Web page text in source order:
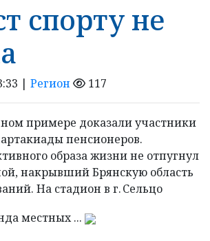
спорту не
| Регион 117
примере доказали участники
пенсионеров.
образа жизни не отпугнул
накрывший Брянскую область
На стадион в г. Сельцо
местных ...